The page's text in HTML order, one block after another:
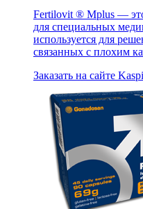
Fertilovit ® Mplus —
для специальных
используется для
связанных с плохим
Заказать на сайте